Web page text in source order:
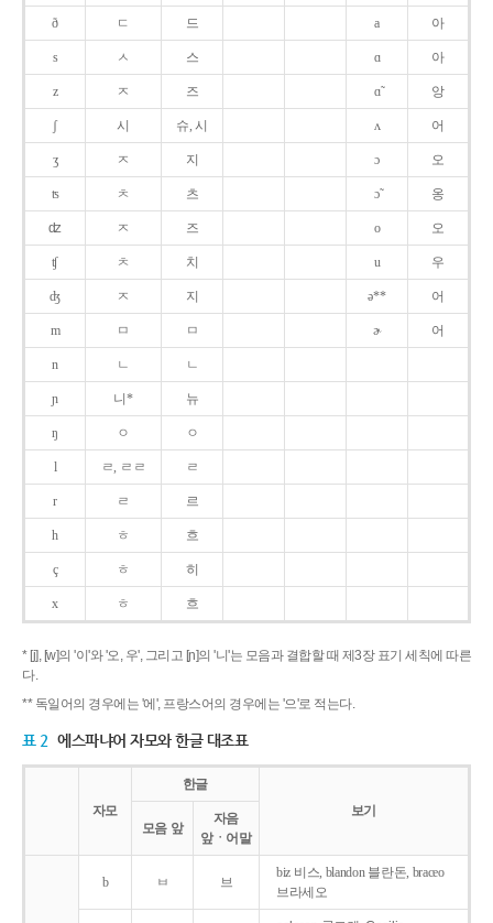
ð ㄷ 드 a 아
s ㅅ 스 ɑ 아
z ㅈ 즈 ɑ̃ 앙
ʃ 시 슈, 시 ʌ 어
ʒ ㅈ 지 ɔ 오
ʦ ㅊ 츠 ɔ̃ 옹
ʣ ㅈ 즈 o 오
ʧ ㅊ 치 u 우
ʤ ㅈ 지 ə** 어
m ㅁ ㅁ ɚ 어
n ㄴ ㄴ
ɲ 니* 뉴
ŋ ㅇ ㅇ
l ㄹ, ㄹㄹ ㄹ
r ㄹ 르
h ㅎ 흐
ç ㅎ 히
x ㅎ 흐
* [j], [w]의 '이'와 '오, 우', 그리고 [ɲ]의 '니'는 모음과 결합할 때 제3장 표기 세칙에 따른
다.
** 독일어의 경우에는 '에', 프랑스어의 경우에는 '으'로 적는다.
표 2 에스파냐어 자모와 한글 대조표
자모
한글
보기
모음 앞
자음
앞ㆍ어말
b ㅂ 브
biz 비스, blandon 블란돈, braceo
브라세오